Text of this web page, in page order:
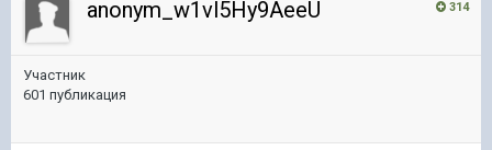
314
anonym_w1vl5Hy9AeeU
Участник
601 публикация